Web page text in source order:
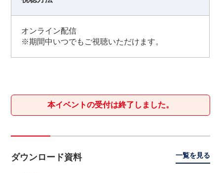
オンライン配信
※期間中いつでもご視聴いただけます。
本イベントの受付は終了しました。
ダウンロード資料 一覧を見る